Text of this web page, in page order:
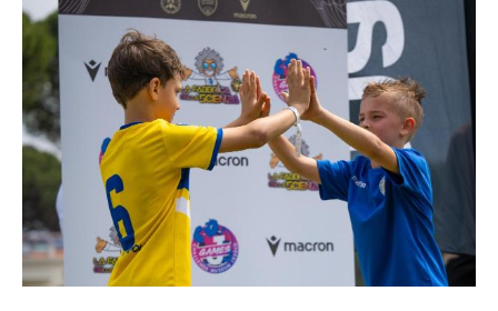
Calendari e Risultati
Classifiche
Academy
Cattedra Universidad Europea
Esports
SPONSOR
SQUADRE
SHOP
PHOTOGALLERY